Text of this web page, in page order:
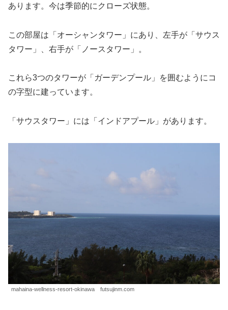
あります。今は季節的にクローズ状態。
この部屋は「オーシャンタワー」にあり、左手が「サウス
タワー」、右手が「ノースタワー」。
これら3つのタワーが「ガーデンプール」を囲むようにコ
の字型に建っています。
「サウスタワー」には「インドアプール」があります。
mahaina-wellness-resort-okinawa futsujinm.com